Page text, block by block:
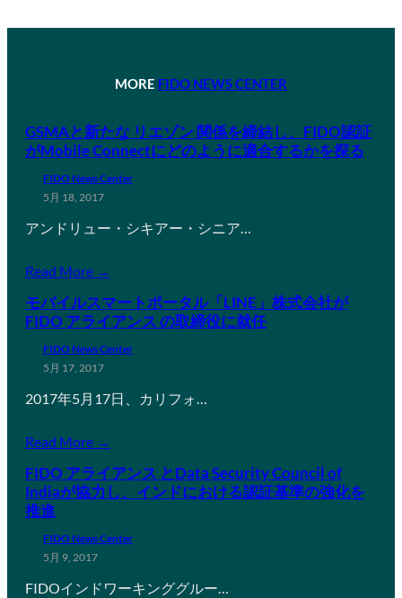
MORE FIDO NEWS CENTER
GSMAと新たな リエゾン 関係を締結し、FIDO認証
がMobile Connectにどのように適合するかを探る
FIDO News Center
5月 18, 2017
アンドリュー・シキアー・シニア…
Read More →
モバイルスマートポータル「LINE」株式会社が
FIDO アライアンス の取締役に就任
FIDO News Center
5月 17, 2017
2017年5月17日、カリフォ…
Read More →
FIDO アライアンス とData Security Council of
Indiaが協力し、インドにおける認証基準の強化を
推進
FIDO News Center
5月 9, 2017
FIDOインドワーキンググルー…